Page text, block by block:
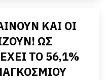
ΚΑΙ ΟΙ
ΩΣ
ΤΟ 56,1%